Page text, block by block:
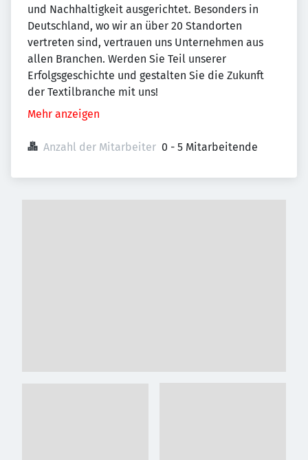
und Nachhaltigkeit ausgerichtet. Besonders in
Deutschland, wo wir an über 20 Standorten
vertreten sind, vertrauen uns Unternehmen aus
allen Branchen. Werden Sie Teil unserer
Erfolgsgeschichte und gestalten Sie die Zukunft
der Textilbranche mit uns!
Mehr anzeigen
Anzahl der Mitarbeiter 0 - 5 Mitarbeitende